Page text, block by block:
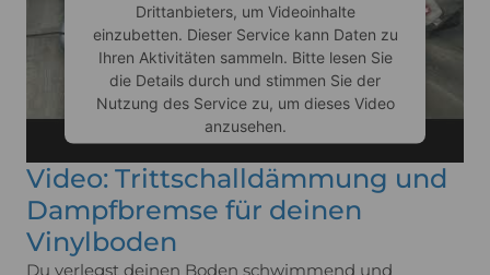
Drittanbieters, um Videoinhalte
einzubetten. Dieser Service kann Daten zu
Ihren Aktivitäten sammeln. Bitte lesen Sie
die Details durch und stimmen Sie der
Nutzung des Service zu, um dieses Video
anzusehen.
Mehr Informationen
Video: Trittschalldämmung und
Dampfbremse für deinen
Vinylboden
Du verlegst deinen Boden schwimmend und